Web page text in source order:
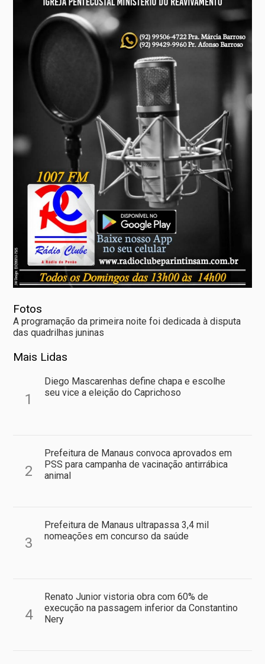
Fotos
A programação da primeira noite foi dedicada à disputa
das quadrilhas juninas
Mais Lidas
1
Diego Mascarenhas define chapa e escolhe
seu vice a eleição do Caprichoso
2
Prefeitura de Manaus convoca aprovados em
PSS para campanha de vacinação antirrábica
animal
3
Prefeitura de Manaus ultrapassa 3,4 mil
nomeações em concurso da saúde
4
Renato Junior vistoria obra com 60% de
execução na passagem inferior da Constantino
Nery